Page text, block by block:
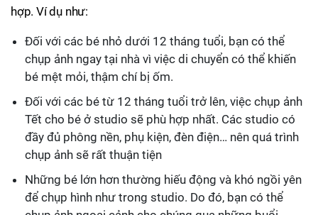
hợp. Ví dụ như:
Đối với các bé nhỏ dưới 12 tháng tuổi, bạn có thể
chụp ảnh ngay tại nhà vì việc di chuyển có thể khiến
bé mệt mỏi, thậm chí bị ốm.
Đối với các bé từ 12 tháng tuổi trở lên, việc chụp ảnh
Tết cho bé ở studio sẽ phù hợp nhất. Các studio có
đầy đủ phông nền, phụ kiện, đèn điện… nên quá trình
chụp ảnh sẽ rất thuận tiện
Những bé lớn hơn thường hiếu động và khó ngồi yên
để chụp hình như trong studio. Do đó, bạn có thể